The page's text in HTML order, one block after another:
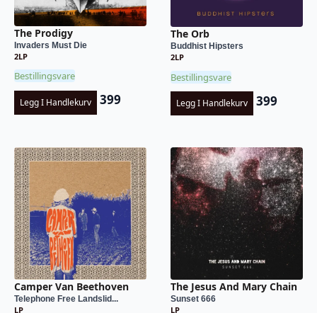
The Prodigy
Invaders Must Die
2LP
Bestillingsvare
Legg I Handlekurv 399
The Orb
Buddhist Hipsters
2LP
Bestillingsvare
Legg I Handlekurv 399
Camper Van Beethoven
Telephone Free Landslid...
LP
The Jesus And Mary Chain
Sunset 666
LP